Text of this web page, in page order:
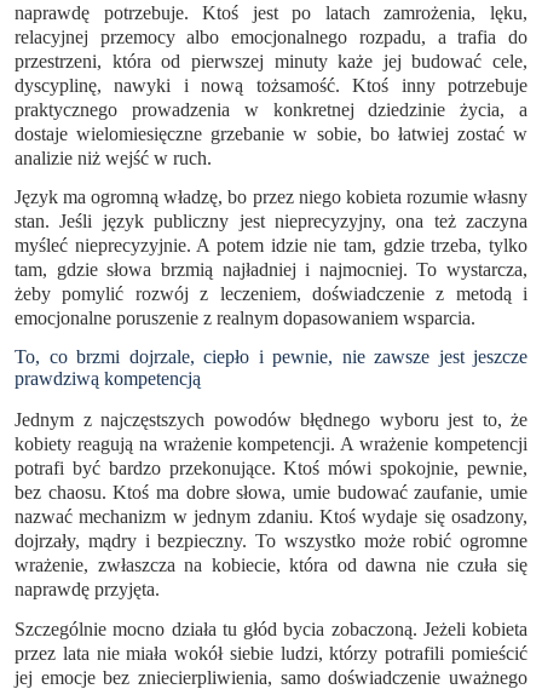
naprawdę potrzebuje. Ktoś jest po latach zamrożenia, lęku,
relacyjnej przemocy albo emocjonalnego rozpadu, a trafia do
przestrzeni, która od pierwszej minuty każe jej budować cele,
dyscyplinę, nawyki i nową tożsamość. Ktoś inny potrzebuje
praktycznego prowadzenia w konkretnej dziedzinie życia, a
dostaje wielomiesięczne grzebanie w sobie, bo łatwiej zostać w
analizie niż wejść w ruch.
Język ma ogromną władzę, bo przez niego kobieta rozumie własny
stan. Jeśli język publiczny jest nieprecyzyjny, ona też zaczyna
myśleć nieprecyzyjnie. A potem idzie nie tam, gdzie trzeba, tylko
tam, gdzie słowa brzmią najładniej i najmocniej. To wystarcza,
żeby pomylić rozwój z leczeniem, doświadczenie z metodą i
emocjonalne poruszenie z realnym dopasowaniem wsparcia.
To, co brzmi dojrzale, ciepło i pewnie, nie zawsze jest jeszcze
prawdziwą kompetencją
Jednym z najczęstszych powodów błędnego wyboru jest to, że
kobiety reagują na wrażenie kompetencji. A wrażenie kompetencji
potrafi być bardzo przekonujące. Ktoś mówi spokojnie, pewnie,
bez chaosu. Ktoś ma dobre słowa, umie budować zaufanie, umie
nazwać mechanizm w jednym zdaniu. Ktoś wydaje się osadzony,
dojrzały, mądry i bezpieczny. To wszystko może robić ogromne
wrażenie, zwłaszcza na kobiecie, która od dawna nie czuła się
naprawdę przyjęta.
Szczególnie mocno działa tu głód bycia zobaczoną. Jeżeli kobieta
przez lata nie miała wokół siebie ludzi, którzy potrafili pomieścić
jej emocje bez zniecierpliwienia, samo doświadczenie uważnego